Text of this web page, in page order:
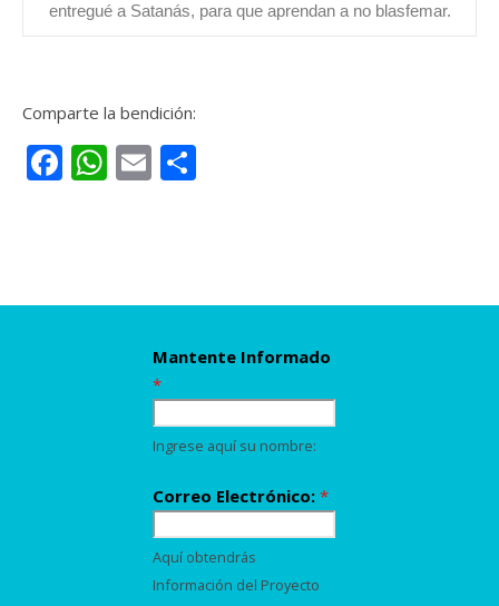
entregué a Satanás, para que aprendan a no blasfemar.
Comparte la bendición:
Facebook
WhatsApp
Email
Mantente Informado
*
Ingrese aquí su nombre:
Correo Electrónico:*
Aquí obtendrás
Información del Proyecto